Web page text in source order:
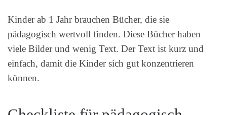
Kinder ab 1 Jahr brauchen Bücher, die sie
pädagogisch wertvoll finden. Diese Bücher haben
viele Bilder und wenig Text. Der Text ist kurz und
einfach, damit die Kinder sich gut konzentrieren
können.